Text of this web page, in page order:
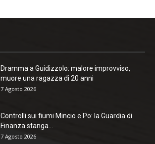
Dramma a Guidizzolo: malore improvviso,
muore una ragazza di 20 anni
7 Agosto 2026
Controlli sui fiumi Mincio e Po: la Guardia di
Finanza stanga...
7 Agosto 2026